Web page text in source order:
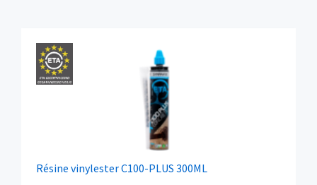
Résine vinylester C100-PLUS 300ML